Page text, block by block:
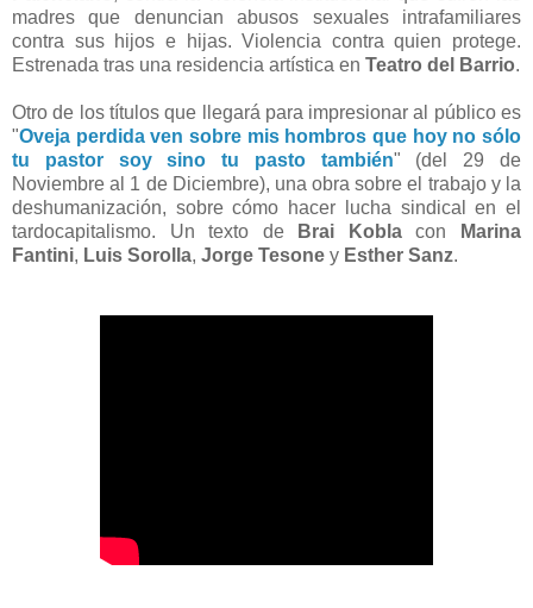
madres que denuncian abusos sexuales intrafamiliares
contra sus hijos e hijas. Violencia contra quien protege.
Estrenada tras una residencia artística en Teatro del Barrio.
Otro de los títulos que llegará para impresionar al público es
"Oveja perdida ven sobre mis hombros que hoy no sólo
tu pastor soy sino tu pasto también" (del 29 de
Noviembre al 1 de Diciembre), una obra sobre el trabajo y la
deshumanización, sobre cómo hacer lucha sindical en el
tardocapitalismo. Un texto de
Brai Koblacon
Marina
Fantini, Luis Sorolla, Jorge Tesone y Esther Sanz.